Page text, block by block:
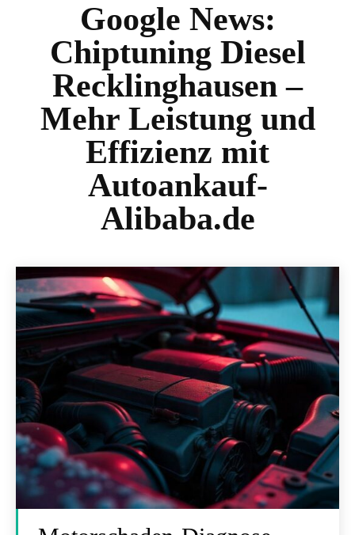
Google News:
Chiptuning Diesel
Recklinghausen –
Mehr Leistung und
Effizienz mit
Autoankauf-
Alibaba.de